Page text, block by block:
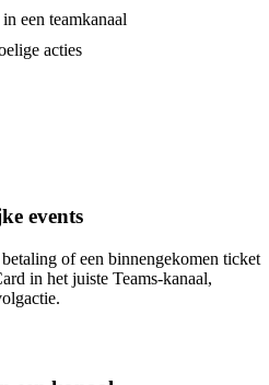
een teamkanaal
acties
events
of een binnengekomen ticket
in het juiste Teams-kanaal,